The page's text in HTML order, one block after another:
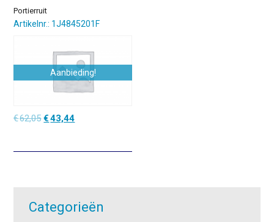
Portierruit
Artikelnr.: 1J4845201F
Aanbieding!
€62,05Oorspronkelijke
€62,05.
€43,44Huidige
€43,44.
Categorieën